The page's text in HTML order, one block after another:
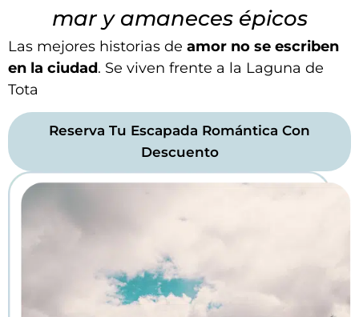
mar y amaneces épicos
Las mejores historias de amor no se escriben
en la ciudad. Se viven frente a la Laguna de
Tota
Reserva Tu Escapada Romántica Con
Descuento